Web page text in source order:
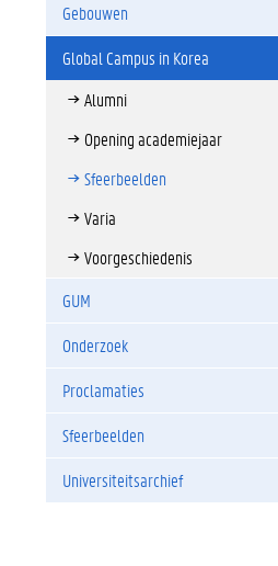
Gebouwen
Global Campus in Korea
Alumni
Opening academiejaar
Sfeerbeelden
Varia
Voorgeschiedenis
GUM
Onderzoek
Proclamaties
Sfeerbeelden
Universiteitsarchief